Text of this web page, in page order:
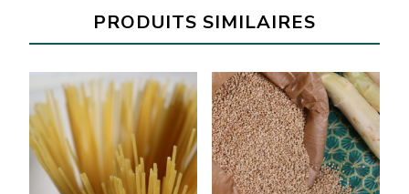
PRODUITS SIMILAIRES